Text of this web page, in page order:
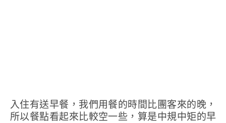
入住有送早餐，我們用餐的時間比團客來的晚，
所以餐點看起來比較空一些，算是中規中矩的早